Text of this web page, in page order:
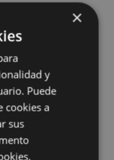
en Espiral
siempre las
×
y
Puede
cookies a
sus